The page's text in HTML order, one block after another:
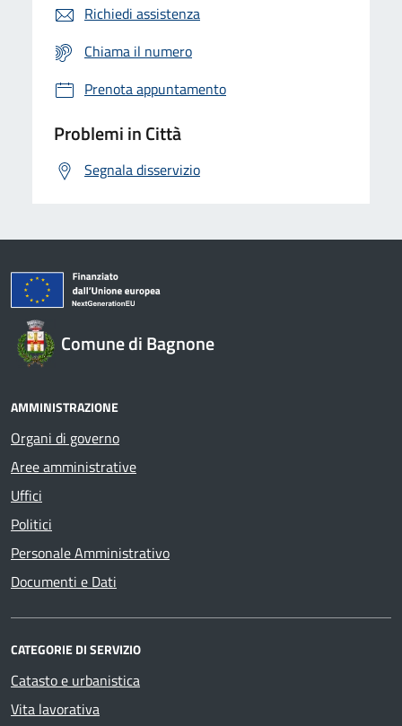
Richiedi assistenza
Chiama il numero
Prenota appuntamento
Problemi in Città
Segnala disservizio
Comune di Bagnone
AMMINISTRAZIONE
Organi di governo
Aree amministrative
Uffici
Politici
Personale Amministrativo
Documenti e Dati
CATEGORIE DI SERVIZIO
Catasto e urbanistica
Vita lavorativa